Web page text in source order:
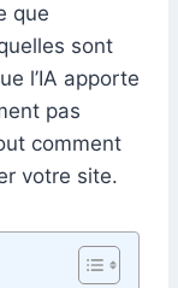
que
sont
l’IA apporte
pas
comment
votre site.